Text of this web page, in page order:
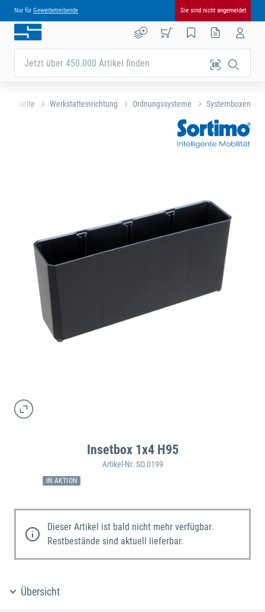
Nur für Gewerbetreibende Sie sind nicht angemeldet
Jetzt über 450.000 Artikel finden
Startseite Werkstatteinrichtung Ordnungssysteme Systemboxen
Insetbox 1x4 H95
Artikel-Nr. SO.0199
IN AKTION
Dieser Artikel ist bald nicht mehr verfügbar.
Restbestände sind aktuell lieferbar.
Übersicht